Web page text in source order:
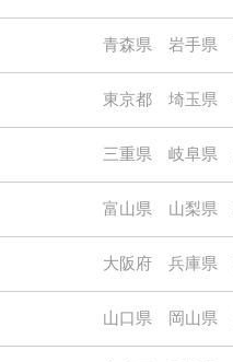
青森県 岩手県
東京都 埼玉県
三重県 岐阜県
富山県 山梨県
大阪府 兵庫県
山口県 岡山県